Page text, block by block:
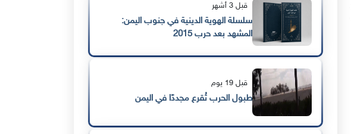
قبل 3 أشهر
سلسلة الهوية الدينية في جنوب اليمن:
المشهد بعد حرب 2015
قبل 19 يوم
طبول الحرب تُقرع مجددًا في اليمن